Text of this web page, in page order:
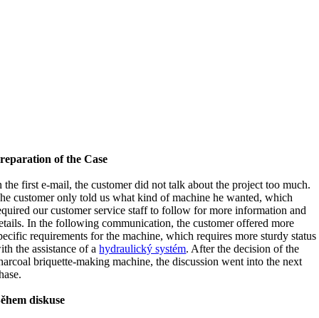
of the Case
the first e-mail,the customer did not talk about the project too much.
customer only told us what kind of machine he wanted,which
our customer service staff to follow for more information and
.In the following communication,the customer offered more
requirements for the machine,which requires more sturdy status
the assistance of a hydraulický systém. After the decision of the
briquette-making machine,the discussion went into the next
.
diskuse